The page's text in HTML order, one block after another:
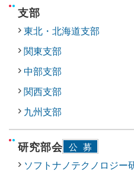
支部
東北・北海道支部
関東支部
中部支部
関西支部
九州支部
研究部会 公募
ソフトナノテクノロジー